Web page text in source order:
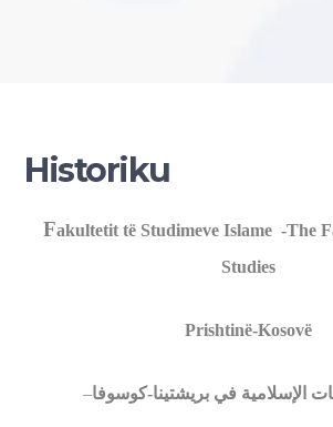
Historiku
Fakultetit të Studimeve Islame -The
Studies
Prishtinë-Kosovë
–الإسلامية في بريشتينا-كوسوفا